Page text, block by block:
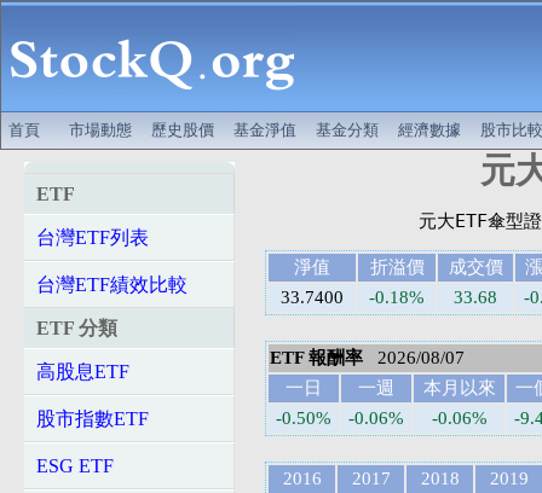
首頁 市場動態 歷史股價 基金淨值 基金分類 經濟數據 股市比較
ETF
台灣ETF列表
台灣ETF績效比較
ETF 分類
高股息ETF
股市指數ETF
ESG ETF
元
淨值 折溢價 成交價
33.7400
-0.18% 33.68 -
ETF 報酬率 2026/08/07
一日
一週 本月以來
一
-0.50%
-0.06% -0.06% -
2016 2017 2018
2019